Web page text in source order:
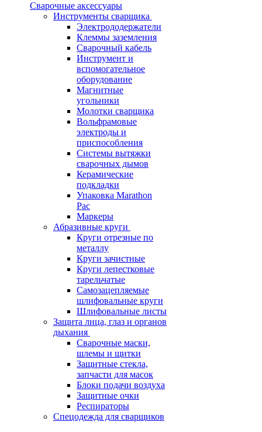
Сварочные аксессуары
Инструменты сварщика
Электрододержатели
Клеммы заземления
Сварочный кабель
Инструмент и
вспомогательное
оборудование
Магнитные
угольники
Молотки сварщика
Вольфрамовые
электроды и
приспособления
Системы вытяжки
сварочных дымов
Керамические
подкладки
Упаковка Marathon
Pac
Маркеры
Абразивные круги
Круги отрезные по
металлу
Круги зачистные
Круги лепестковые
тарельчатые
Самозацепляемые
шлифовальные круги
Шлифовальные листы
Защита лица, глаз и органов
дыхания
Сварочные маски,
шлемы и щитки
Защитные стекла,
запчасти для масок
Блоки подачи воздуха
Защитные очки
Респираторы
Спецодежда для сварщиков